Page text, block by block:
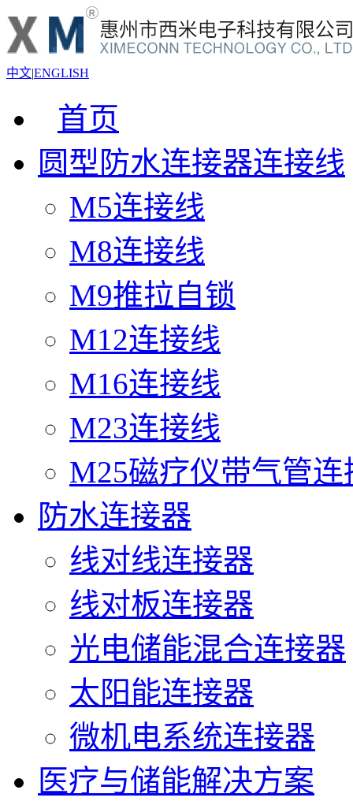
中文|ENGLISH
首页
圆型防水连接器连接线
M5连接线
M8连接线
M9推拉自锁
M12连接线
M16连接线
M23连接线
M25磁疗仪带气管连
防水连接器
线对线连接器
线对板连接器
光电储能混合连接器
太阳能连接器
微机电系统连接器
医疗与储能解决方案